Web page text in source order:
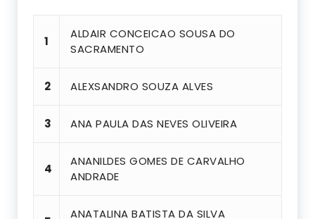
1
ALDAIR CONCEICAO SOUSA DO
SACRAMENTO
2 ALEXSANDRO SOUZA ALVES
3 ANA PAULA DAS NEVES OLIVEIRA
4
ANANILDES GOMES DE CARVALHO
ANDRADE
ANATALINA BATISTA DA SILVA